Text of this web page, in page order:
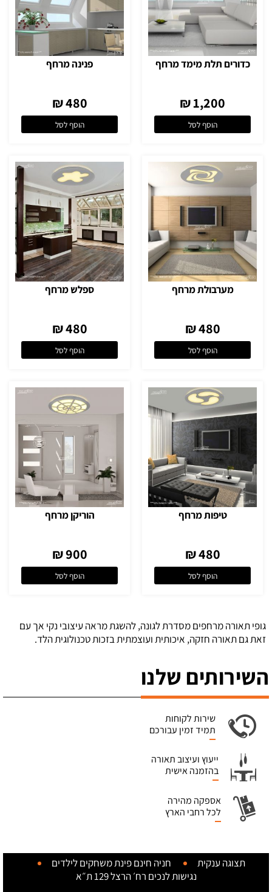
כדורים תלת מימד מרחף
1,200 ₪
הוסף לסל
פנינה מרחף
480 ₪
הוסף לסל
מערבולת מרחף
480 ₪
הוסף לסל
ספלש מרחף
480 ₪
הוסף לסל
טיפות מרחף
480 ₪
הוסף לסל
הוריקן מרחף
900 ₪
הוסף לסל
גופי תאורה מרחפים מסדרת לגונה, להשגת מראה עיצובי נקי אך עם
זאת גם תאורה חזקה, איכותית ועוצמתית בזכות טכנולוגית הלד.
השירותים שלנו
שירות לקוחות
תמיד זמין עבורכם
ייעוץ ועיצוב תאורה
בהזמנה אישית
אספקה מהירה
לכל רחבי הארץ
תצוגה ענקית חניה חינם פינת משחקים לילדים
נגישות לנכים רח׳ הרצל 129 ת״א